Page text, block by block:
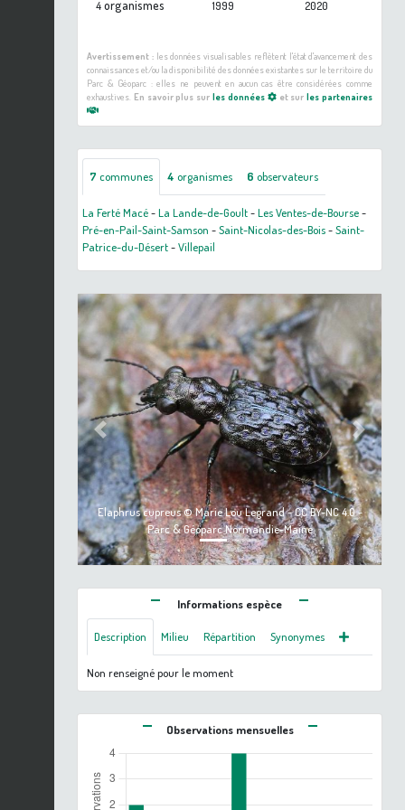
4organismes 1999 2020
Avertissement :les données visualisables reflètent l'état d'avancement des
connaissances et/ou la disponibilité des données existantes sur le territoire du
Parc & Géoparc : elles ne peuvent en aucun cas être considérées comme
exhaustives. En savoir plus sur les données et surles partenaires
7 communes 4 organismes 6 observateurs
La Ferté Macé-La Lande-de-Goult-Les Ventes-de-Bourse-
Pré-en-Pail-Saint-Samson -Saint-Nicolas-des-Bois-Saint-
Patrice-du-Désert-Villepail
Elaphrus cupreus © Marie Lou Legrand - CC BY-NC 4.0 -
Parc & Géoparc Normandie-Maine
Previous Next
Informations espèce
Description Milieu Répartition Synonymes
Non renseigné pour le moment
Observations mensuelles